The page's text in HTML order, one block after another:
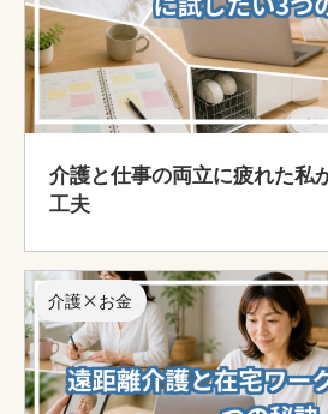
介護と仕事の両立に疲れた私
工夫
介護×お金